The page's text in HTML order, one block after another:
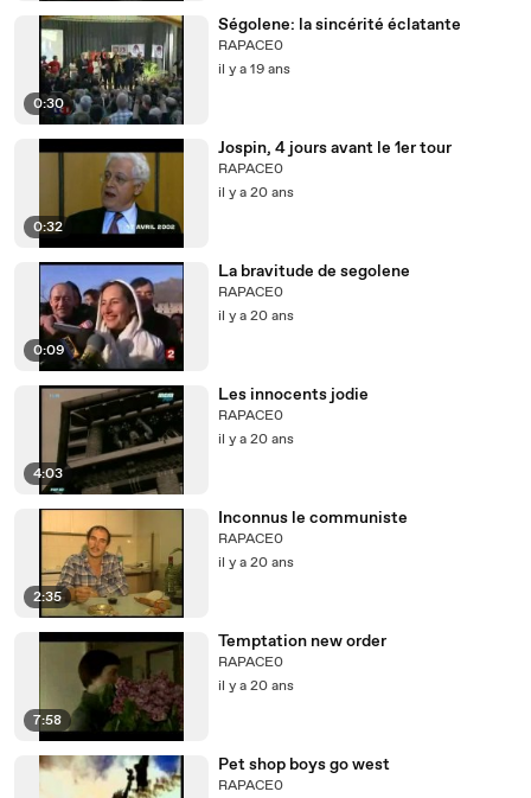
0:30
Ségolene: la sincérité éclatante
RAPACE0
il y a 19 ans
0:32
Jospin, 4 jours avant le 1er tour
RAPACE0
il y a 20 ans
0:09
La bravitude de segolene
RAPACE0
il y a 20 ans
4:03
Les innocents jodie
RAPACE0
il y a 20 ans
2:35
Inconnus le communiste
RAPACE0
il y a 20 ans
7:58
Temptation new order
RAPACE0
il y a 20 ans
Pet shop boys go west
RAPACE0